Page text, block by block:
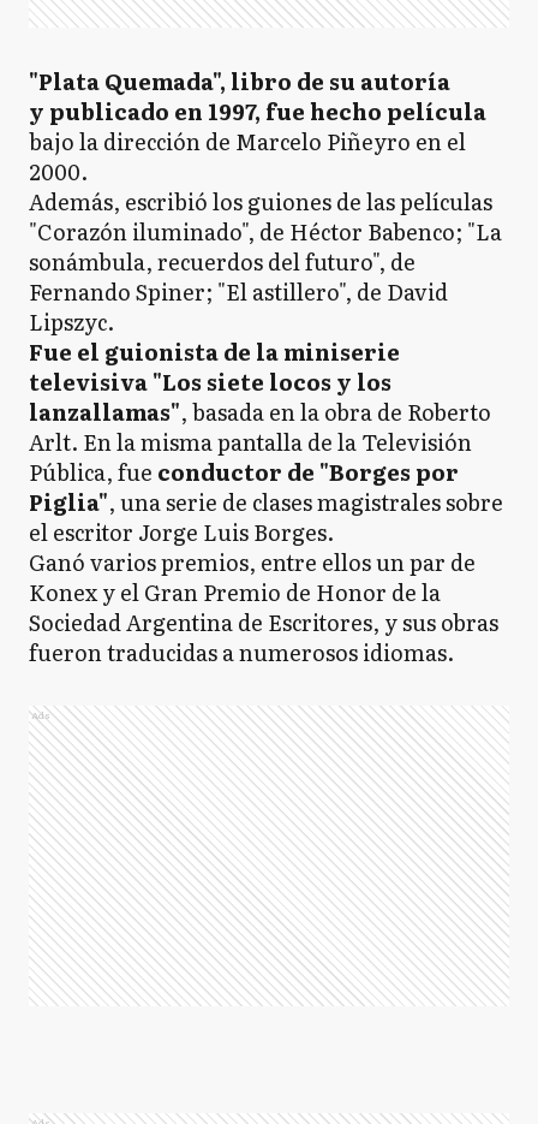
"Plata Quemada", libro de su autoría
y publicado en 1997, fue hecho película
bajo la dirección de Marcelo Piñeyro en el
2000.
Además, escribió los guiones de las películas
"Corazón iluminado", de Héctor Babenco; "La
sonámbula, recuerdos del futuro", de
Fernando Spiner; "El astillero", de David
Lipszyc.
Fue el guionista de la miniserie
televisiva "Los siete locos y los
lanzallamas", basada en la obra de Roberto
Arlt. En la misma pantalla de la Televisión
Pública, fue conductor de "Borges por
Piglia", una serie de clases magistrales sobre
el escritor Jorge Luis Borges.
Ganó varios premios, entre ellos un par de
Konex y el Gran Premio de Honor de la
Sociedad Argentina de Escritores, y sus obras
fueron traducidas a numerosos idiomas.
Ads